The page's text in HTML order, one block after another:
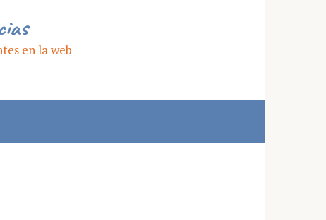
en la web